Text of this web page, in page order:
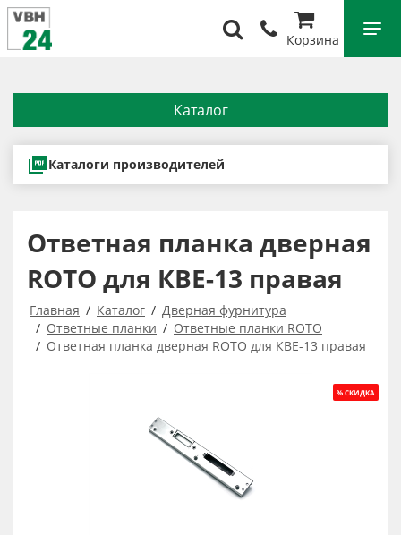
Корзина
Каталог
Каталоги производителей
Ответная планка дверная
ROTO для КВЕ-13 правая
Главная Каталог
Дверная фурнитура
Ответные планки
Ответные планки ROTO
Ответная планка дверная ROTO для КВЕ-13 правая